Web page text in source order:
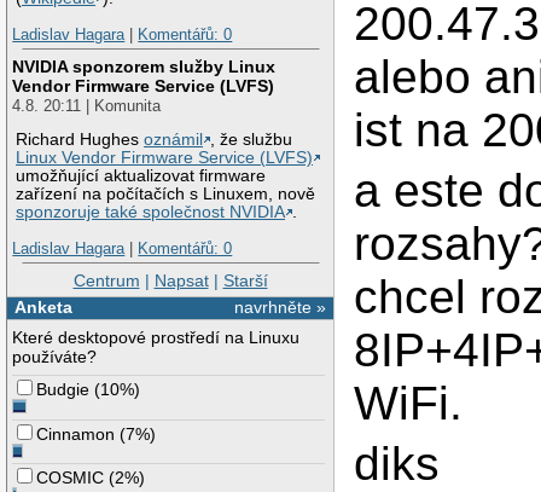
Ladislav Hagara| Komentářů: 0
NVIDIA sponzorem služby Linux
Vendor Firmware Service (LVFS)
4.8. 20:11 | Komunita
Richard Hughesoznámil
, že službu
Linux Vendor Firmware Service (LVFS)
umožňující aktualizovat firmware
zařízení na počítačích s Linuxem, nově
sponzoruje také společnost NVIDIA .
Ladislav Hagara| Komentářů: 0
Centrum | Napsat| Starší
navrhněte »
Anketa
Které desktopové prostředí na Linuxu
používáte?
Budgie (10%)
Cinnamon (7%)
COSMIC (2%)
alebo
ist na
a este
chcel
WiFi.
diks